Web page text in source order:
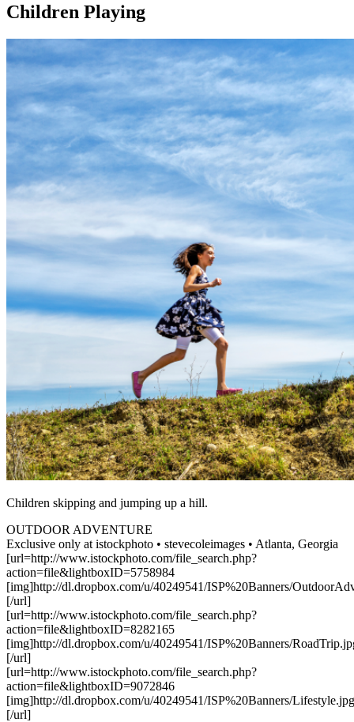
Children Playing
Children skipping and jumping up a hill.
OUTDOOR ADVENTURE
Exclusive only at istockphoto • stevecoleimages • Atlanta, Georgia
[url=http://www.istockphoto.com/file_search.php?
action=file&lightboxID=5758984
[img]http://dl.dropbox.com/u/40249541/ISP%20Banners/
[/url]
[url=http://www.istockphoto.com/file_search.php?
action=file&lightboxID=8282165
[img]http://dl.dropbox.com/u/40249541/ISP%20Banners/
[/url]
[url=http://www.istockphoto.com/file_search.php?
action=file&lightboxID=9072846
[img]http://dl.dropbox.com/u/40249541/ISP%20Banners/
[/url]